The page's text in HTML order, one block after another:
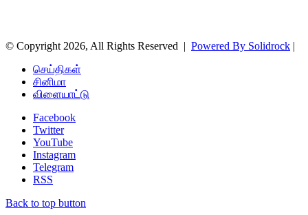
© Copyright 2026, All Rights Reserved | Powered By Solidrock |
செய்திகள்
சினிமா
விளையாட்டு
Facebook
Twitter
YouTube
Instagram
Telegram
RSS
Back to top button